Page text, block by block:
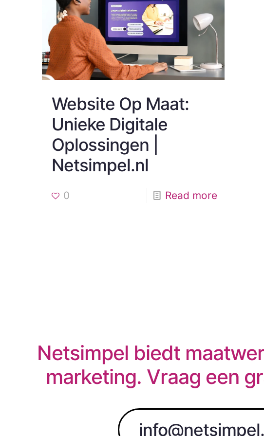
Website Op Maat:
Unieke Digitale
Oplossingen |
Netsimpel.nl
0 Read more
Netsimpel biedt
marketing. Vraag een